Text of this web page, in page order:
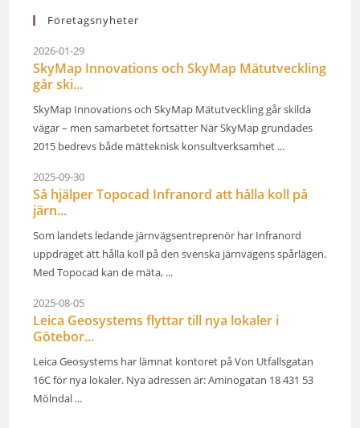
Företagsnyheter
2026-01-29
SkyMap Innovations och SkyMap Mätutveckling
går ski...
SkyMap Innovations och SkyMap Mätutveckling går skilda
vägar – men samarbetet fortsätter När SkyMap grundades
2015 bedrevs både mätteknisk konsultverksamhet ...
2025-09-30
Så hjälper Topocad Infranord att hålla koll på
järn...
Som landets ledande järnvägsentreprenör har Infranord
uppdraget att hålla koll på den svenska järnvägens spårlägen.
Med Topocad kan de mäta, ...
2025-08-05
Leica Geosystems flyttar till nya lokaler i
Götebor...
Leica Geosystems har lämnat kontoret på Von Utfallsgatan
16C för nya lokaler. Nya adressen är: Aminogatan 18 431 53
Mölndal ...